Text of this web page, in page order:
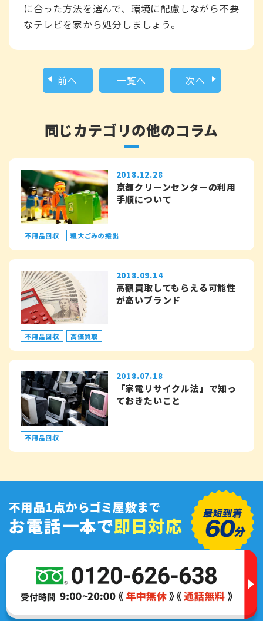
に合った方法を選んで、環境に配慮しながら不要
なテレビを家から処分しましょう。
前へ 一覧へ 次へ
同じカテゴリの他のコラム
2018.12.28
京都クリーンセンターの利用
手順について
不用品回収 粗大ごみの搬出
2018.09.14
高額買取してもらえる可能性
が高いブランド
不用品回収 高価買取
2018.07.18
「家電リサイクル法」で知っ
ておきたいこと
不用品回収